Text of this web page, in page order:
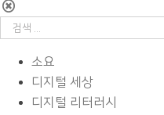
소요
디지털 세상
디지털 리터러시